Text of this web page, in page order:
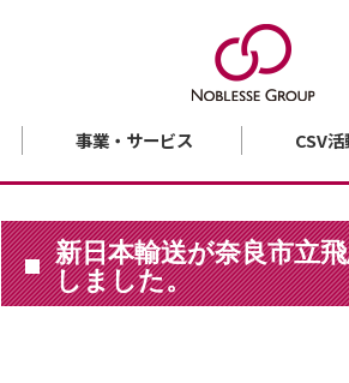
事業・サービス CSV
新日本輸送が奈良市立
しました。